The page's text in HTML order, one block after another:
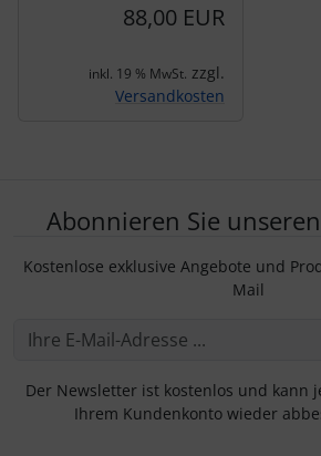
88,00 EUR
inkl. 19 % MwSt. zzgl.
Versandkosten
Abonnieren Sie
Kostenlose exklusive Angebote und
Mail
Der Newsletter ist kostenlos und kann
Ihrem Kundenkonto wieder